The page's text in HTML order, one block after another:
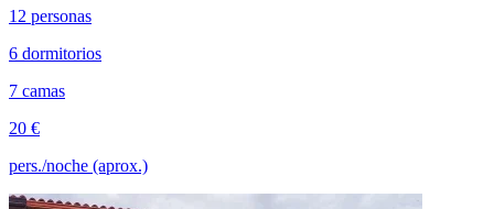
12 personas
6 dormitorios
7 camas
20 €
pers./noche (aprox.)